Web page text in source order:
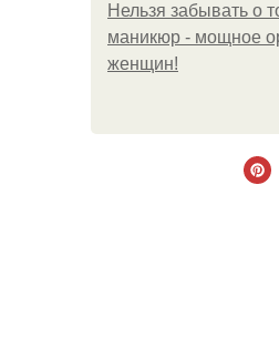
Нельзя забывать о
маникюр - мощное
женщин!